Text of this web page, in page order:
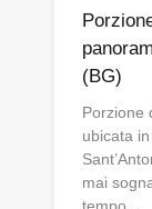
(BG)
Porzione
ubicata
mai